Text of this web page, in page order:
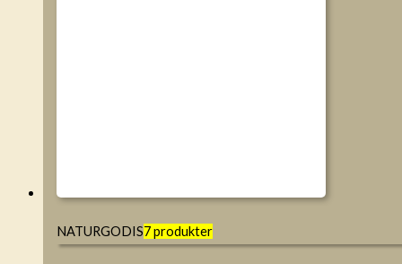
NATURGODIS7 produkter